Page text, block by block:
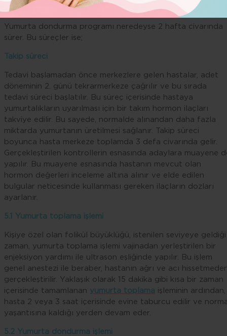
5 ) Yumurta dondurma süreci nasıl gerçekleşir?
Yumurta dondurma programı neredeyse 2 hafta civarında
sürer. Bu süreçler ise;
Takip süreci
Tedavi başlamadan önce merkezlere gelen hastalar, adet
döneminin 2. günü tekrarmerkeze çağrılır ve bu sırada
tedavi süreci başlatılır. Bu süreç içerisinde hastaya
yumurtalıkların uyarılması için bir takım hormon ilaçları
takviye edilir. Bu sayede, normalde alınandan daha fazla
miktarda yumurtanın üretilmesi sağlanır. Takip süreci
boyunca hasta merkeze toplamda 3 defa civarında gelir.
Gerçekleştirilen kontrollerin esnasında adaylara muayene
yapılır. Bu muayene esnasında hastanın mevcut olan
hormon değerleri inceleme altına alınır ve elde edilen
bulgular neticesinde kullanması gereken ilaçların dozları
ayarlanır.
5.1 Yumurta toplama işlemi
Kişiye özel olan folikül büyüklüğü, istenilen seviyeye geldiği
zaman, yumurta toplama işlemi vajinadan yerleştirilen bir
enjeksiyon yardımı ile ultrason eşliğinde yapılır. Bu işlem
genel anestezi ile beraber, hastanın ağrı ve acı
gerçekleştirilir. Yaklaşık olarak 15 dakika gibi kısa bir zaman
içerisinde tamamlanan yumurta toplama işleminin ardından,
hasta 2 veya 3 saat içerisinde evine taburcu edilir ve
yaşantısına kaldığı yerden devam eder.
5.2 Yumurta dondurma işlemi